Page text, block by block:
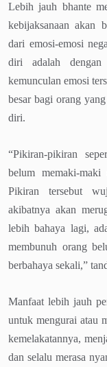
Lebih jauh bhante
kebijaksanaan akan
dari emosi-emosi
diri adalah
kemunculan emosi
besar bagi orang
diri.
“Pikiran-pikiran
belum memaki-
Pikiran tersebut
akibatnya akan
lebih bahaya lagi,
membunuh orang
berbahaya sekali,”
Manfaat lebih jauh
untuk mengurai atau
kemelakatannya,
dan selalu merasa